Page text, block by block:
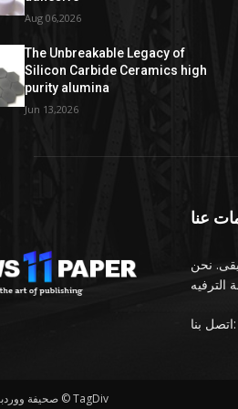
Aug 06,2026
The Unbreakable Legacy of
Silicon Carbide Ceramics high
purity alumina
Jun 13,2026
عنا
نحن
اتصل بنا:
صحيفة ووردبريس الموضوع © TagDiv